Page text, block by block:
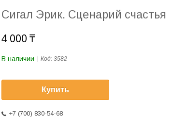
Сигал Эрик. Сценарий счастья
4 000 ₸
В наличии Код: 3582
Купить
+7 (700) 830-54-68